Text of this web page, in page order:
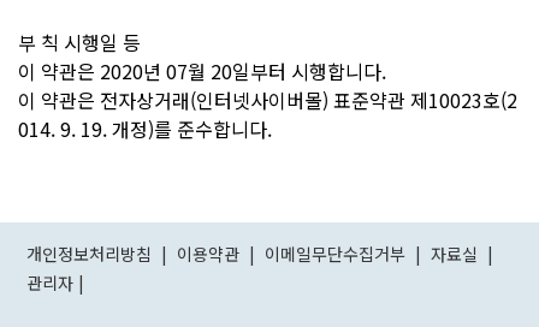
부 칙 시행일 등
이 약관은 2020년 07월 20일부터 시행합니다.
이 약관은 전자상거래(인터넷사이버몰) 표준약관 제10023호(2
014. 9. 19. 개정)를 준수합니다.
개인정보처리방침 | 이용약관 | 이메일무단수집거부 | 자료실 |
관리자 |